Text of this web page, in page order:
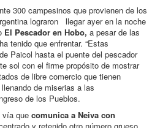
300 campesinos que provienen de los
lograron llegar ayer en la noche
El Pescador en Hobo, a pesar de las
tenido que enfrentar. “Estas
Paicol hasta el puente del pescador
sol con el firme propósito de mostrar
de libre comercio que tienen
de miserias a las
de los Pueblos.
vía que comunica a Neiva con